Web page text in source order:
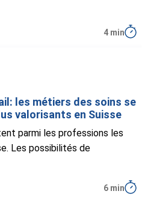
4 min
les métiers des soins se
valorisants en Suisse
parmi les professions les
Les possibilités de
6 min